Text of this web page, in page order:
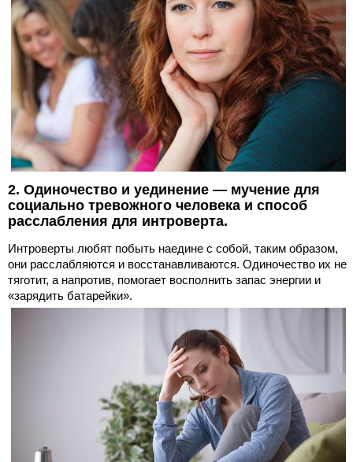
2. Одиночество и уединение — мучение для
социально тревожного человека и способ
расслабления для интроверта.
Интроверты любят побыть наедине с собой, таким образом,
они расслабляются и восстанавливаются. Одиночество их не
тяготит, а напротив, помогает восполнить запас энергии и
«зарядить батарейки».